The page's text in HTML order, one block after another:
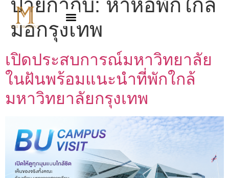
ป้ายกำกับ: หาหอพักใกล้
มอกรุงเทพ
เปิดประสบการณ์มหาวิทยาลัย
ในฝันพร้อมแนะนำที่พักใกล้
มหาวิทยาลัยกรุงเทพ